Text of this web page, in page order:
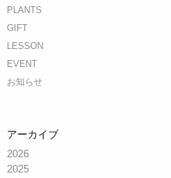
PLANTS
GIFT
LESSON
EVENT
お知らせ
アーカイブ
2026
2025